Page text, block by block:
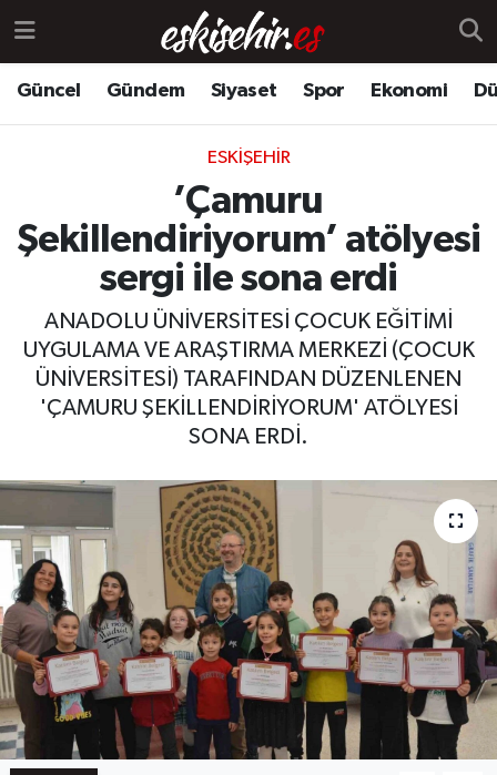
Güncel Gündem Siyaset Spor Ekonomi
ESKIŞEHIR
’Çamuru
Şekillendiriyorum’ atölyesi
sergi ile sona erdi
ANADOLU ÜNİVERSİTESİ ÇOCUK EĞİTİMİ
UYGULAMA VE ARAŞTIRMA MERKEZİ (ÇOCUK
ÜNİVERSİTESİ) TARAFINDAN DÜZENLENEN
'ÇAMURU ŞEKİLLENDİRİYORUM' ATÖLYESİ
SONA ERDİ.